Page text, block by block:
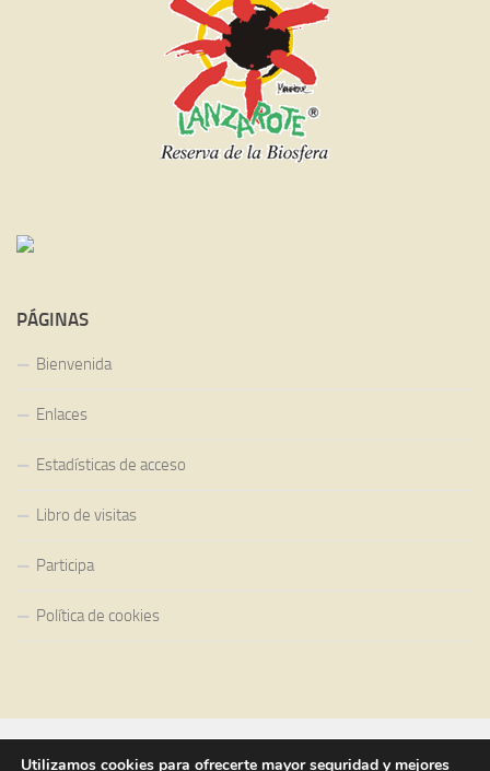
PÁGINAS
Bienvenida
Enlaces
Estadísticas de acceso
Libro de visitas
Participa
Política de cookies
Utilizamos cookies para ofrecerte mayor seguridad y mejores